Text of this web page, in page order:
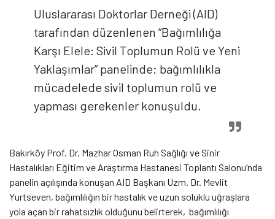
Uluslararası Doktorlar Derneği (AID)
tarafından düzenlenen “Bağımlılığa
Karşı Elele: Sivil Toplumun Rolü ve Yeni
Yaklaşımlar” panelinde; bağımlılıkla
mücadelede sivil toplumun rolü ve
yapması gerekenler konuşuldu.
Bakırköy Prof. Dr. Mazhar Osman Ruh Sağlığı ve Sinir
Hastalıkları Eğitim ve Araştırma Hastanesi Toplantı Salonu’nda
panelin açılışında konuşan AID Başkanı Uzm. Dr. Mevlit
Yurtseven, bağımlılığın bir hastalık ve uzun soluklu uğraşlara
yola açan bir rahatsızlık olduğunu belirterek, bağımlılığı